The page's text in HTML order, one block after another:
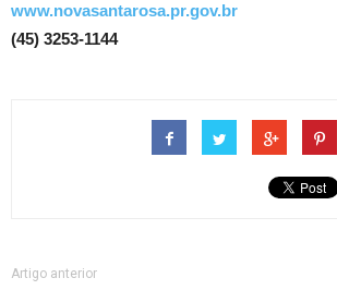
www.novasantarosa.pr.gov.br
(45) 3253-1144
Artigo anterior